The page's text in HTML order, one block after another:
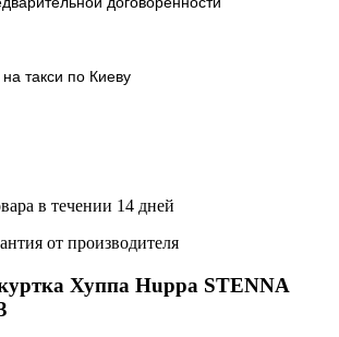
такси по Киеву
в течении 14 дней
от производителя
Хуппа Huppa STENNA